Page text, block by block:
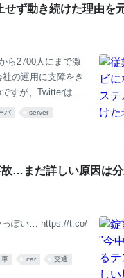
害物回避やナビゲ
ず動き続けた理由を
ら2700人にまで激
の運用に支障をき
すが、Twitterは記
もTwitterというシ
from-a テージョ
バ server
…まだ詳しい原因は
っぽい… https://t.co/
車 car 交通